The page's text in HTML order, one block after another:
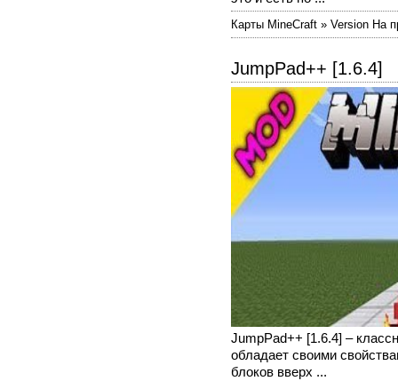
Карты MineCraft » Version На
JumpPad++ [1.6.4]
JumpPad++ [1.6.4] –
обладает своими
блоков вверх ...